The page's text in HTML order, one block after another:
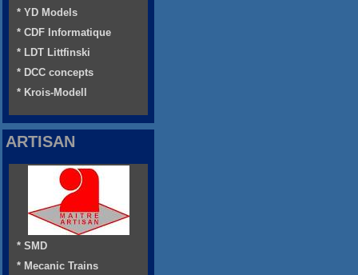
* YD Models
* CDF Informatique
* LDT Littfinski
* DCC concepts
* Krois-Modell
ARTISAN
* SMD
* Mecanic Trains